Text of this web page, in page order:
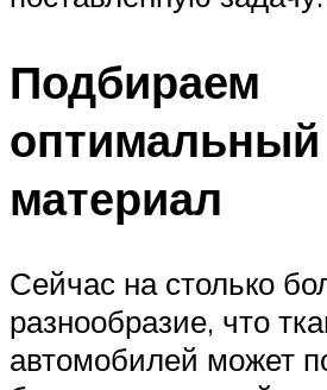
Подбираем
оптимальный
материал
Сейчас на столько
разнообразие, что
автомобилей может